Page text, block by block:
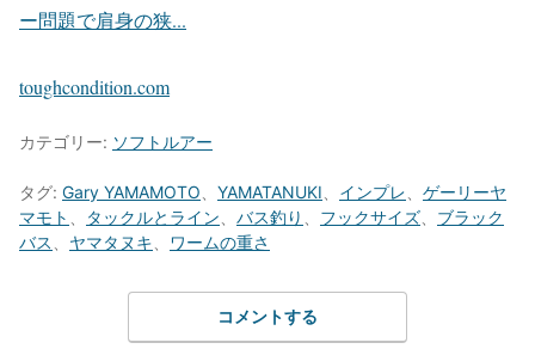
ー問題で肩身の狭...
toughcondition.com
カテゴリー: ソフトルアー
タグ: Gary YAMAMOTO YAMATANUKI インプレ
ゲーリーヤ
マモト
タックルとライン バス釣り フックサイズ
ブラック
バス
ヤマタヌキ ワームの重さ
コメントする